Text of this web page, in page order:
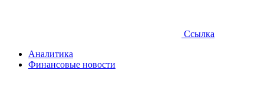
Ссылка
Аналитика
Финансовые новости